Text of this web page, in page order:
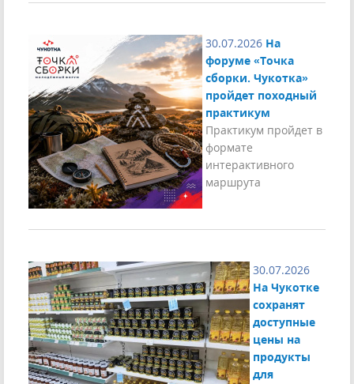
30.07.2026 На
форуме «Точка
сборки. Чукотка»
пройдет походный
практикум
Практикум пройдет в
формате
интерактивного
маршрута
30.07.2026
На Чукотке
сохранят
доступные
цены на
продукты
для